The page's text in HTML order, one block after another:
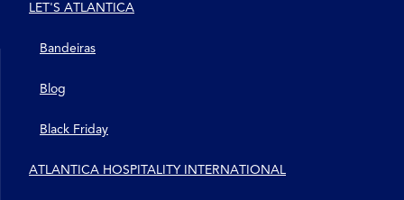
LET'S ATLANTICA
Bandeiras
Blog
Black Friday
ATLANTICA HOSPITALITY INTERNATIONAL